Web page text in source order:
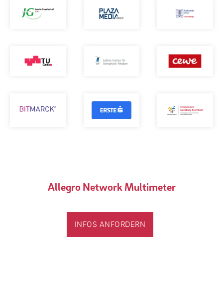
Allegro Network Multimeter
INFOS ANFORDERN